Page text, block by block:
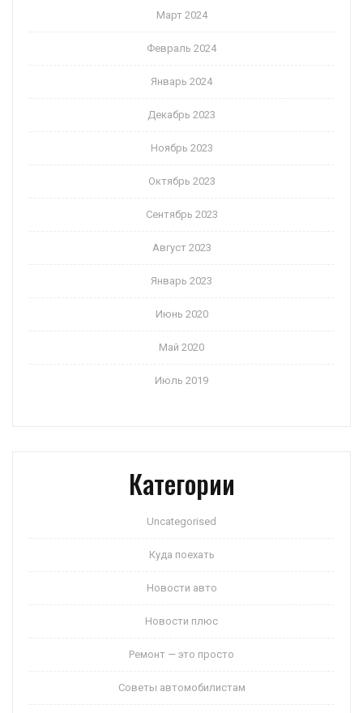
Март 2024
Февраль 2024
Январь 2024
Декабрь 2023
Ноябрь 2023
Октябрь 2023
Сентябрь 2023
Август 2023
Январь 2023
Июнь 2020
Май 2020
Июль 2019
Категории
Uncategorised
Куда поехать
Новости авто
Новости плюс
Ремонт — это просто
Советы автомобилистам